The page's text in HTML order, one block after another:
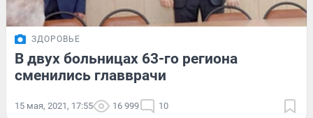
ЗДОРОВЬЕ
В двух больницах 63-го региона
сменились главврачи
15 мая, 2021, 17:55 16 999 10